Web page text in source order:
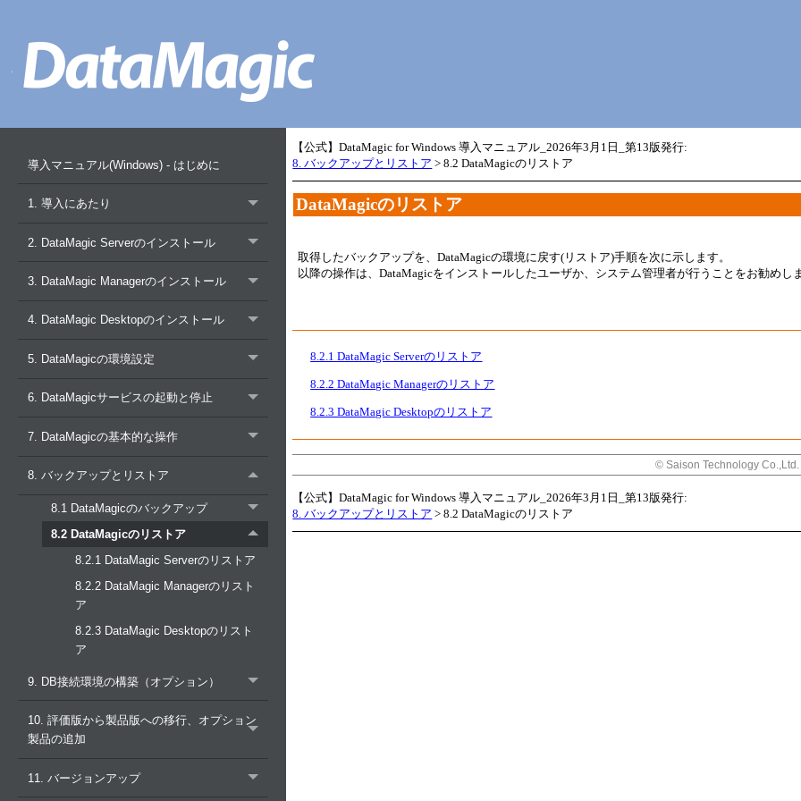
導入マニュアル(Windows) - はじめに
1. 導入にあたり
2. DataMagic Serverのインストール
3. DataMagic Managerのインストール
4. DataMagic Desktopのインストール
5. DataMagicの環境設定
6. DataMagicサービスの起動と停止
7. DataMagicの基本的な操作
8. バックアップとリストア
8.1 DataMagicのバックアップ
8.2 DataMagicのリストア
8.2.1 DataMagic Serverのリストア
8.2.2 DataMagic Managerのリスト
ア
8.2.3 DataMagic Desktopのリスト
ア
9. DB接続環境の構築（オプション）
10. 評価版から製品版への移行、オプション
製品の追加
11. バージョンアップ
【公式】DataMagic for Windows 導入マニュアル_2026年3月1日_第13版発行:
8. バックアップとリストア >8.2 DataMagicのリストア
DataMagicのリストア
取得したバックアップを、DataMagicの環境に戻す(リストア)手順を次に示します。
以降の操作は、DataMagicをインストールしたユーザか、システム管理者が行うことをお勧めし
8.2.1 DataMagic Serverのリストア
8.2.2 DataMagic Managerのリストア
8.2.3 DataMagic Desktopのリストア
© Saison Technology
【公式】DataMagic for Windows 導入マニュアル_2026年3月1日_第13版発行:
8. バックアップとリストア >8.2 DataMagicのリストア